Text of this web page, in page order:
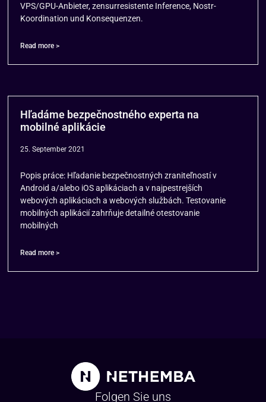
VPS/GPU-Anbieter, zensurresistente Inference, Nostr-
Koordination und Konsequenzen.
Read more >
Hľadáme bezpečnostného experta na
mobilné aplikácie
25. September 2021
Popis práce: Hľadanie bezpečnostných zraniteľností v
Android a/alebo iOS aplikáciach a v najpestrejších
webových aplikáciach a webových službách. Testovanie
mobilných aplikácií zahrňuje detailné otestovanie
mobilných
Read more >
Folgen Sie uns